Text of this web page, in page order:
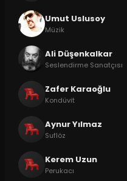
Umut Uslusoy
Müzik
Ali Düşenkalkar
Seslendirme Sanatçısı
Zafer Karaoğlu
Kondüvit
Aynur Yılmaz
Suflöz
Kerem Uzun
Perukacı